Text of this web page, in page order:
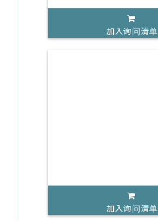
加入询问清单
加入询问清单